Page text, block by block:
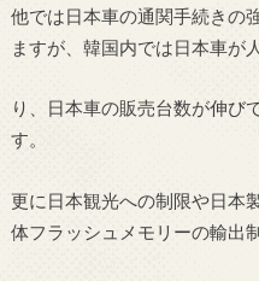
他では日本車の通関手続きの
ますが、韓国内では日本車が
り、日本車の販売台数が伸び
す。
更に日本観光への制限や日本
体フラッシュメモリーの輸出